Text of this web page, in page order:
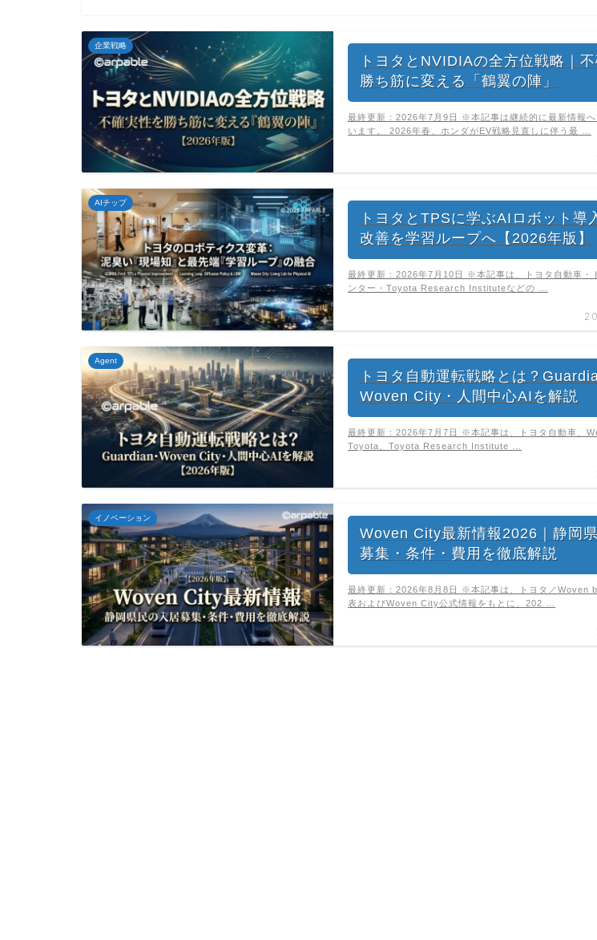
企業戦略
トヨタとNVIDIAの全方位戦略｜
勝ち筋に変える「鶴翼の陣」
最終更新：2026年7月9日 ※本記事は継続的に最新情報へ
います。 2026年春、ホンダがEV戦略見直しに伴う最 …
AIチップ
トヨタとTPSに学ぶAIロボット導
改善を学習ループへ【2026年版】
最終更新：2026年7月10日 ※本記事は、トヨタ自動車・
ンター・Toyota Research Instituteなどの …
Agent
トヨタ自動運転戦略とは？
Woven City・人間中心AIを解説
最終更新：2026年7月7日 ※本記事は、トヨタ自動車、
Toyota、Toyota Research Institute …
イノベーション
Woven City最新情報2026｜静岡
募集・条件・費用を徹底解説
最終更新：2026年8月8日 ※本記事は、トヨタ／Woven
表およびWoven City公式情報をもとに、202 …